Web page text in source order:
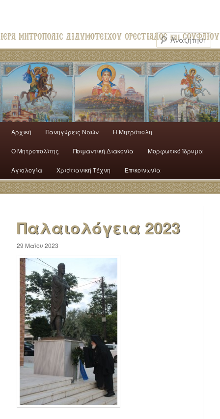
Αρχική Πανηγύρεις Ναών H Mητρόπολη
Ο Mητροπολίτης Ποιμαντική Διακονία Μορφωτικό Ίδρυμα
Αγιολογία Χριστιανική Τέχνη Επικοινωνία
Παλαιολόγεια 2023
29 Μαΐου 2023